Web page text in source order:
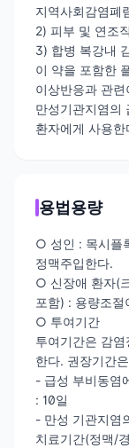
지역사회감염폐
2) 피부 및 연조
3) 합병 복강내
이 약을 포함한
이상반응과 관
만성기관지염의
환자에게 사용한
용법용량
○ 성인 : 목시플
정맥주입한다.
○ 신장애 환자(
포함) : 용량조
○ 투여기간
투여기간은 감
한다. 권장기간
- 급성 부비동염
: 10일
- 만성 기관지염
치료기간(정맥/